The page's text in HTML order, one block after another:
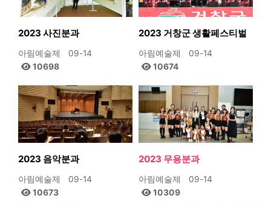
2023 사진분과
아림예술제
09-14
10698
2023 거창군 생활페스티벌
아림예술제
09-14
10674
2023 음악분과
아림예술제
09-14
10673
2023 무용분과
아림예술제
09-14
10309